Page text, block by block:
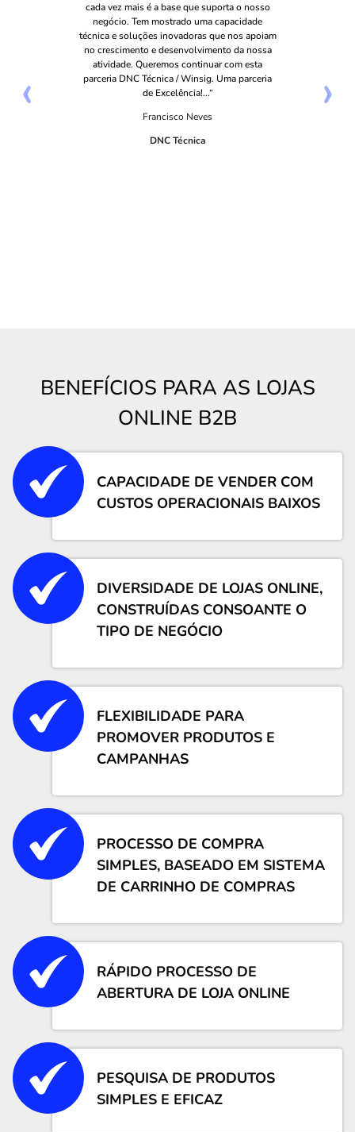
cada vez mais é a base que suporta o nosso
negócio. Tem mostrado uma capacidade
técnica e soluções inovadoras que nos apoiam
no crescimento e desenvolvimento da nossa
atividade. Queremos continuar com esta
parceria DNC Técnica / Winsig. Uma parceria
de Excelência!...“
Francisco Neves
DNC Técnica
‹ ›
BENEFÍCIOS PARA AS LOJAS
ONLINE B2B
CAPACIDADE DE VENDER COM
CUSTOS OPERACIONAIS BAIXOS
DIVERSIDADE DE LOJAS ONLINE,
CONSTRUÍDAS CONSOANTE O
TIPO DE NEGÓCIO
FLEXIBILIDADE PARA
PROMOVER PRODUTOS E
CAMPANHAS
PROCESSO DE COMPRA
SIMPLES, BASEADO EM SISTEMA
DE CARRINHO DE COMPRAS
RÁPIDO PROCESSO DE
ABERTURA DE LOJA ONLINE
PESQUISA DE PRODUTOS
SIMPLES E EFICAZ